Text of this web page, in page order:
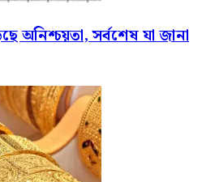
অনিশ্চয়তা, সর্বশেষ যা জানা